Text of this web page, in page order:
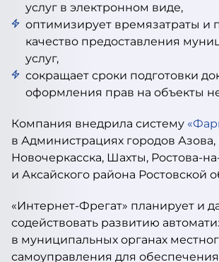
услуг в электронном виде,
оптимизирует времязатраты и
качество предоставления
услуг,
сокращает сроки подготовки
оформления прав на объекты
Компания внедрила систему
в Администрациях городов Азова,
Новочеркасска, Шахты, Ростова-
и Аксайского района Ростовской
«Интернет-Фрегат» планирует и
содействовать развитию
в муниципальных органах
самоуправления для